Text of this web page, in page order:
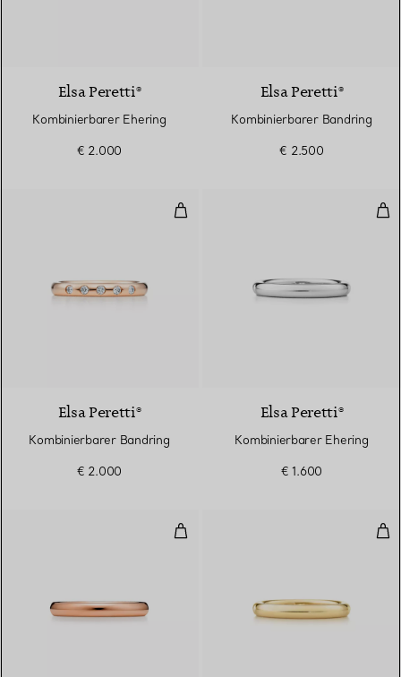
Elsa Peretti®
Kombinierbarer Ehering
€ 2.000
Elsa Peretti®
Kombinierbarer Bandring
€ 2.500
Kombinierbarer Bandring
Elsa Peretti®
Kombinierbarer Bandring
€ 2.000
Elsa Peretti®
Kombinierbarer Ehering
€ 1.600
Kombinierbarer Ehering